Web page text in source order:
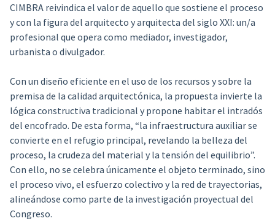
CIMBRA reivindica el valor de aquello que sostiene el proceso
y con la figura del arquitecto y arquitecta del siglo XXI: un/a
profesional que opera como mediador, investigador,
urbanista o divulgador.
Con un diseño eficiente en el uso de los recursos y sobre la
premisa de la calidad arquitectónica, la propuesta invierte la
lógica constructiva tradicional y propone habitar el intradós
del encofrado. De esta forma, “la infraestructura auxiliar se
convierte en el refugio principal, revelando la belleza del
proceso, la crudeza del material y la tensión del equilibrio”.
Con ello, no se celebra únicamente el objeto terminado, sino
el proceso vivo, el esfuerzo colectivo y la red de trayectorias,
alineándose como parte de la investigación proyectual del
Congreso.